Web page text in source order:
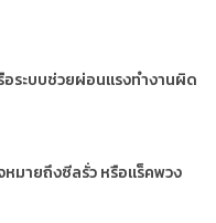
ระบบช่วยผ่อนแรงทำงานผิด
มายถึงซีลรั่ว หรือแร็คพวง